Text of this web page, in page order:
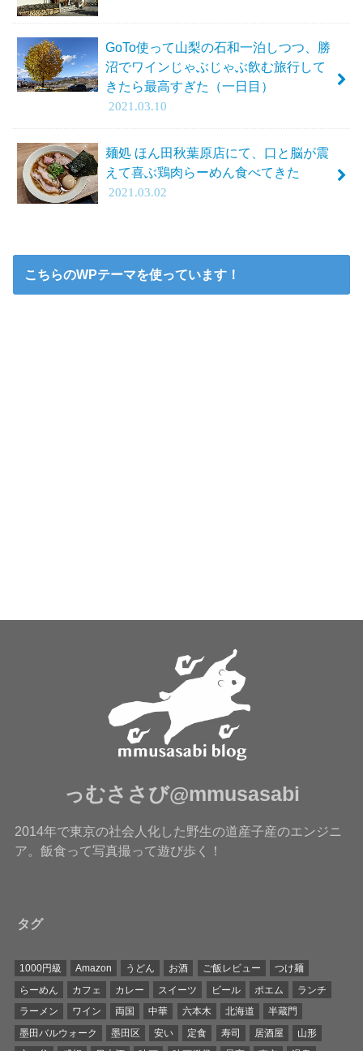
GoTo使って山梨の石和一泊しつつ、勝
沼でワインじゃぶじゃぶ飲む旅行して
きたら最高すぎた（一日目）
2021.03.10
麺処 ほん田秋葉原店にて、口と脳が震
えて喜ぶ鶏肉らーめん食べてきた
2021.03.02
こちらのWPテーマを使っています！
っむささび@mmusasabi
2014年で東京の社会人化した野生の道産子産のエンジニ
ア。飯食って写真撮って遊び歩く！
タグ
1000円級 Amazon うどん お酒 ご飯レビュー
つけ麺
らーめん
カフェ カレー スイーツ ビール ポエム
ランチ
ラーメン
ワイン 両国 中華 六本木 北海道
半蔵門
墨田バルウォーク
墨田区 安い 定食 寿司 居酒屋
山形